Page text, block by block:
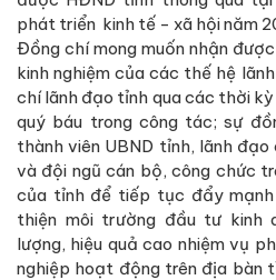
phát triển kinh tế - xã hội năm
Đồng chí mong muốn nhận
kinh nghiệm của các thế hệ
chí lãnh đạo tỉnh qua các thời
quý báu trong công tác; sự
thành viên UBND tỉnh, lãnh
và đội ngũ cán bộ, công chức
của tỉnh để tiếp tục đẩy
thiện môi trường đầu tư kinh
lượng, hiệu quả cao nhiệm vụ
nghiệp hoạt động trên địa bàn